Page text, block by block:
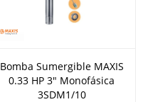
Bomba Sumergible MAXIS
0.33 HP 3" Monofásica
3SDM1/10